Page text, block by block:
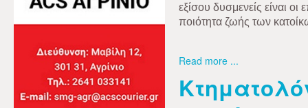
εξίσου δυσμενείς είναι οι
ποιότητα ζωής των
Read more ...